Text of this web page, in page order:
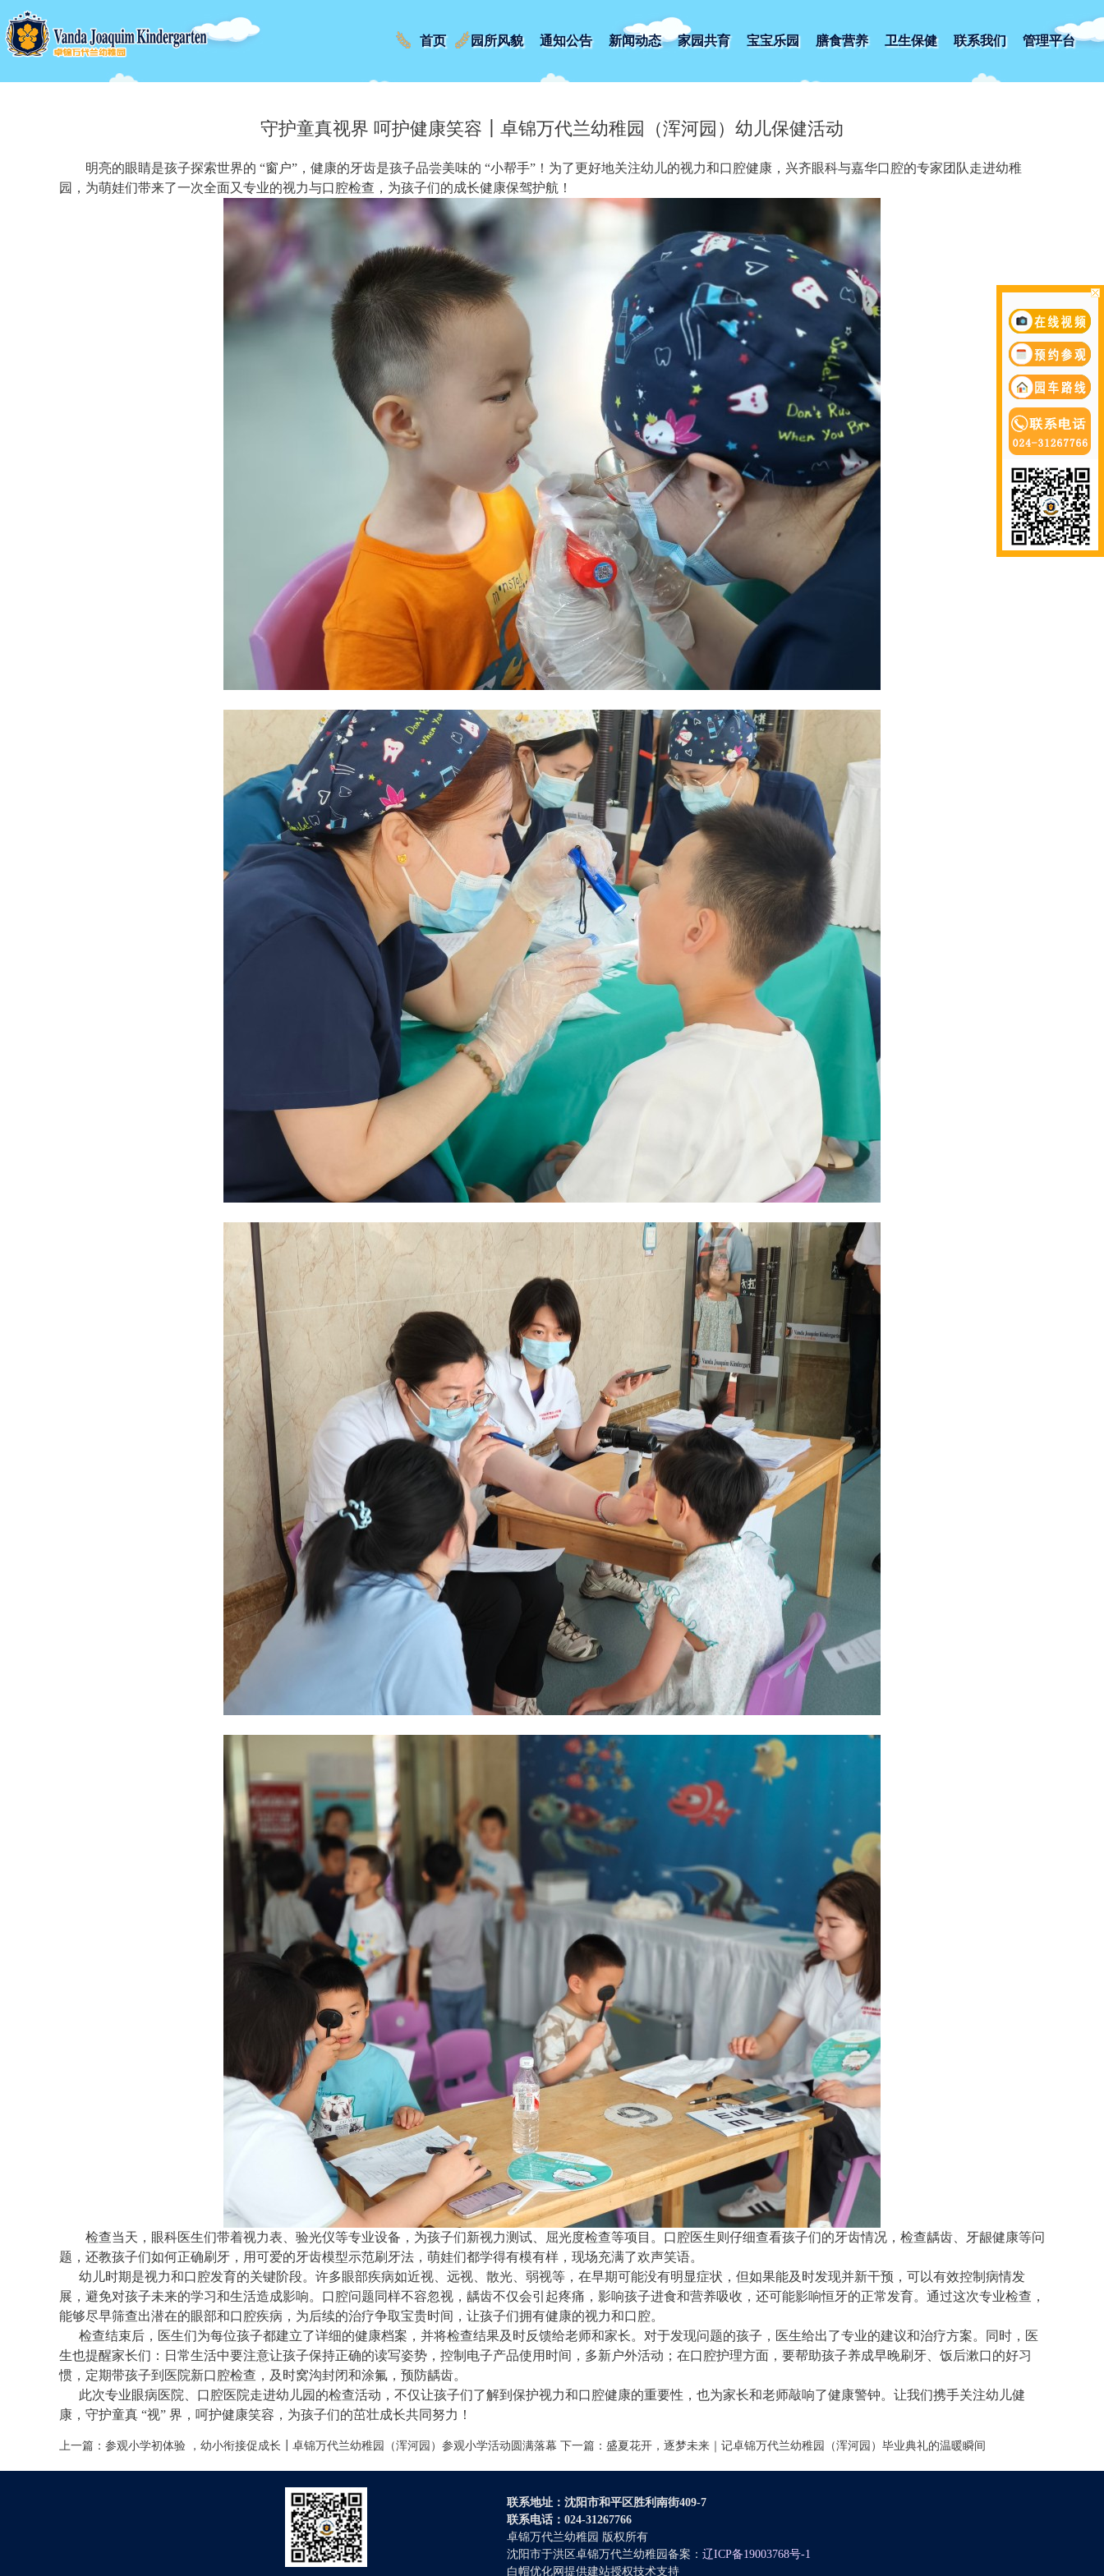
首页 园所风貌 通知公告 新闻动态 家园共育 宝宝乐园 膳食营养 卫生保健 联系我们 管理平台
守护童真视界 呵护健康笑容┃卓锦万代兰幼稚园（浑河园）幼儿保健活动
明亮的眼睛是孩子探索世界的 “窗户”，健康的牙齿是孩子品尝美味的 “小帮手”！为了更好地关注幼儿的视力和口腔健康，兴齐眼科与嘉华口腔的专家团队走进幼稚
园，为萌娃们带来了一次全面又专业的视力与口腔检查，为孩子们的成长健康保驾护航！
检查当天，眼科医生们带着视力表、验光仪等专业设备，为孩子们新视力测试、屈光度检查等项目。口腔医生则仔细查看孩子们的牙齿情况，检查龋齿、牙龈健康等问
题，还教孩子们如何正确刷牙，用可爱的牙齿模型示范刷牙法，萌娃们都学得有模有样，现场充满了欢声笑语。
幼儿时期是视力和口腔发育的关键阶段。许多眼部疾病如近视、远视、散光、弱视等，在早期可能没有明显症状，但如果能及时发现并新干预，可以有效控制病情发
展，避免对孩子未来的学习和生活造成影响。口腔问题同样不容忽视，龋齿不仅会引起疼痛，影响孩子进食和营养吸收，还可能影响恒牙的正常发育。通过这次专业检查，
能够尽早筛查出潜在的眼部和口腔疾病，为后续的治疗争取宝贵时间，让孩子们拥有健康的视力和口腔。
检查结束后，医生们为每位孩子都建立了详细的健康档案，并将检查结果及时反馈给老师和家长。对于发现问题的孩子，医生给出了专业的建议和治疗方案。同时，医
生也提醒家长们：日常生活中要注意让孩子保持正确的读写姿势，控制电子产品使用时间，多新户外活动；在口腔护理方面，要帮助孩子养成早晚刷牙、饭后漱口的好习
惯，定期带孩子到医院新口腔检查，及时窝沟封闭和涂氟，预防龋齿。
此次专业眼病医院、口腔医院走进幼儿园的检查活动，不仅让孩子们了解到保护视力和口腔健康的重要性，也为家长和老师敲响了健康警钟。让我们携手关注幼儿健
康，守护童真 “视” 界，呵护健康笑容，为孩子们的茁壮成长共同努力！
上一篇： 参观小学初体验 ，幼小衔接促成长┃卓锦万代兰幼稚园（浑河园）参观小学活动圆满落幕 下一篇： 盛夏花开，逐梦未来｜记卓锦万代兰幼稚园（浑河园）毕业典礼的温暖瞬间
联系地址：沈阳市和平区胜利南街409-7
联系电话：024-31267766
卓锦万代兰幼稚园 版权所有
沈阳市于洪区卓锦万代兰幼稚园备案： 辽ICP备19003768号-1
白帽优化网提供建站授权技术支持